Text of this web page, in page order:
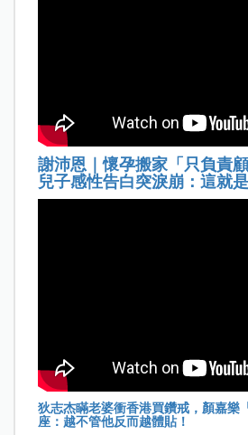
謝沛恩｜懷孕搬家「只負責
兒子感性告白突淚崩：這就
狄志杰瞞老婆衝香港買鑽戒，顏嘉樂
座：越不管他反而越體貼！